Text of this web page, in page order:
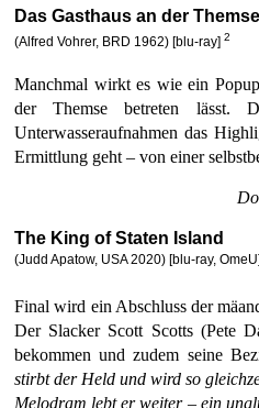
Das Gasthaus an der Themse
(Alfred Vohrer, BRD 1962) [blu-ray] 2
Manchmal wirkt es wie ein
der Themse betreten lässt.
Unterwasseraufnahmen das
Ermittlung geht – von einer
The King of Staten Island
(Judd Apatow, USA 2020) [blu-ray,
Final wird ein Abschluss der
Der Slacker Scott Scotts (Pete
bekommen und zudem seine
stirbt der Held und wird so
Melodram lebt er weiter – ein